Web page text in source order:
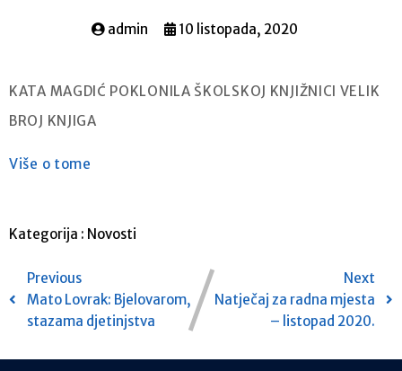
admin 10 listopada, 2020
KATA MAGDIĆ POKLONILA ŠKOLSKOJ KNJIŽNICI VELIK
BROJ KNJIGA
Više o tome
Kategorija : Novosti
Previous
Mato Lovrak: Bjelovarom,
stazama djetinjstva
Next
Natječaj za radna mjesta
– listopad 2020.